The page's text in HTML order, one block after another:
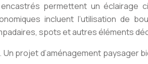
permettent un éclairage
incluent l’utilisation de
spots et autres éléments
projet d’aménagement paysager